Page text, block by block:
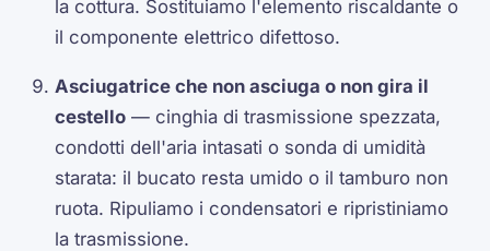
la cottura. Sostituiamo l'elemento riscaldante o
il componente elettrico difettoso.
Asciugatrice che non asciuga o non gira il
cestello — cinghia di trasmissione spezzata,
condotti dell'aria intasati o sonda di umidità
starata: il bucato resta umido o il tamburo non
ruota. Ripuliamo i condensatori e ripristiniamo
la trasmissione.